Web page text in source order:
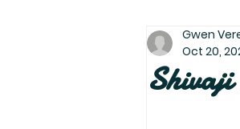
Gwen
Oct 20,